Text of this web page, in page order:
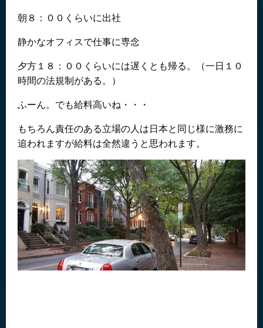
朝８：００くらいに出社
静かなオフィスで仕事に専念
夕方１８：００くらいには遅くとも帰る。（一日１０
時間の法規制がある。）
ふーん。でも給料高いね・・・
もちろん責任のある立場の人は日本と同じ様に激務に
追われますが給料は全然違うと思われます。